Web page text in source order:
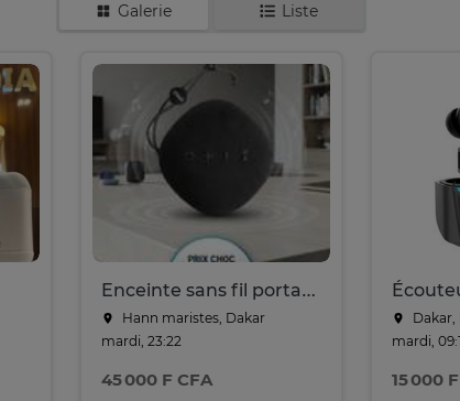
Galerie Liste
Enceinte sans fil portable KOOLBOKS avec son HD
Hann maristes, Dakar
mardi, 23:22
45 000 F CFA
Dakar,
mardi,
15 000